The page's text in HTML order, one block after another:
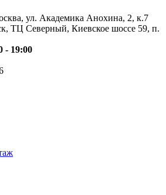
ул. Академика Анохина, 2, к.7
ТЦ Северный, Киевское шоссе 59, п.
- 19:00